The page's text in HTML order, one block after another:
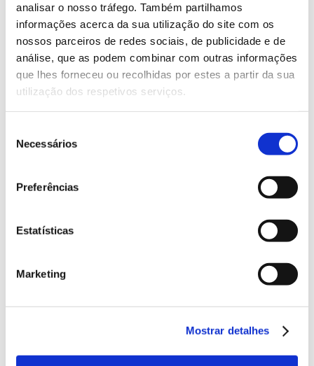
analisar o nosso tráfego. Também partilhamos
informações acerca da sua utilização do site com os
nossos parceiros de redes sociais, de publicidade e de
análise, que as podem combinar com outras informações
que lhes forneceu ou recolhidas por estes a partir da sua
utilização dos respetivos serviços.
Necessários
Preferências
Estatísticas
Marketing
Mostrar detalhes
Peças únicas
e exclusivas
Redução